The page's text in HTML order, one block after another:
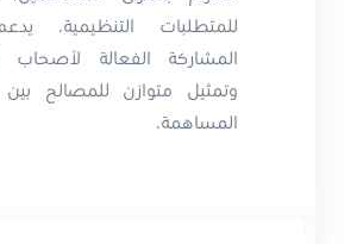
للمتطلبات التنظيمية.
المشاركة الفعالة لأصحاب
وتمثيل متوازن للمصالح بين
المساهمة.